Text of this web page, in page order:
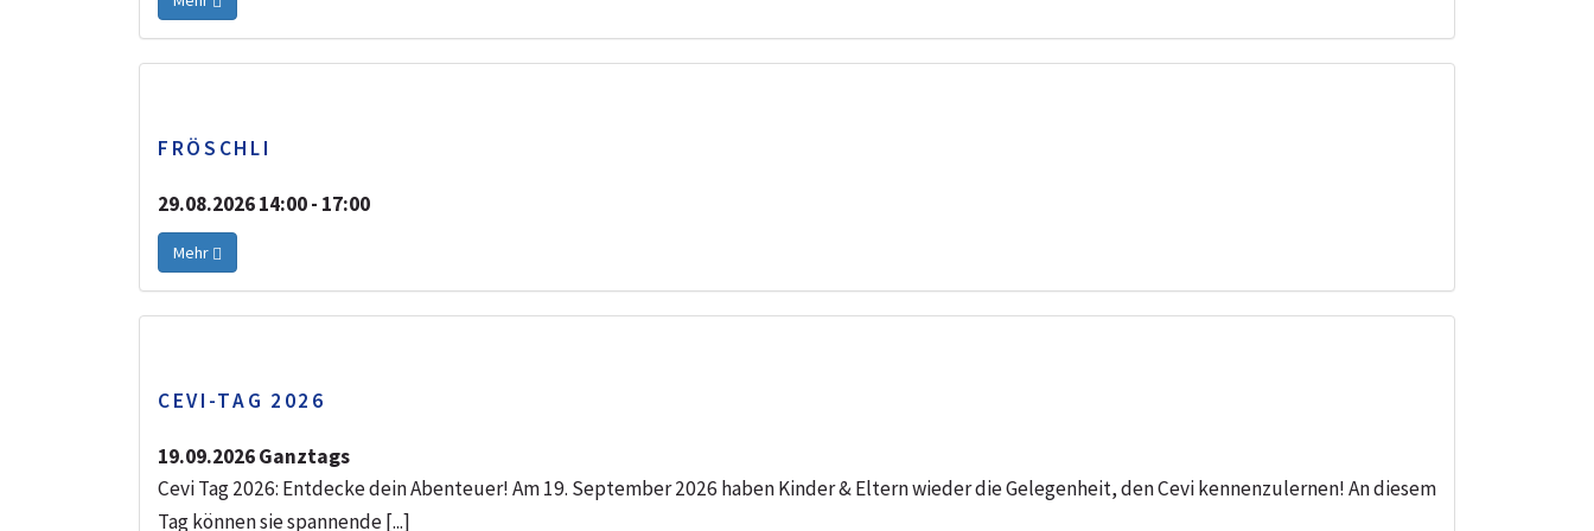
FRÖSCHLI
29.08.2026 14:00 - 17:00
Mehr
CEVI-TAG 2026
19.09.2026 Ganztags
Cevi Tag 2026: Entdecke dein Abenteuer! Am 19. September 2026 haben Kinder & Eltern wieder die Gelegenheit, den Cevi kennenzulernen! An diesem
Tag können sie spannende [...]